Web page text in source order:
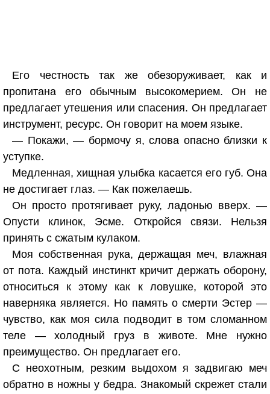
Его честность так же обезоруживает, как и
пропитана его обычным высокомерием. Он не
предлагает утешения или спасения. Он предлагает
инструмент, ресурс. Он говорит на моем языке.
— Покажи, — бормочу я, слова опасно близки к
уступке.
Медленная, хищная улыбка касается его губ. Она
не достигает глаз. — Как пожелаешь.
Он просто протягивает руку, ладонью вверх. —
Опусти клинок, Эсме. Откройся связи. Нельзя
принять с сжатым кулаком.
Моя собственная рука, держащая меч, влажная
от пота. Каждый инстинкт кричит держать оборону,
относиться к этому как к ловушке, которой это
наверняка является. Но память о смерти Эстер —
чувство, как моя сила подводит в том сломанном
теле — холодный груз в животе. Мне нужно
преимущество. Он предлагает его.
С неохотным, резким выдохом я задвигаю меч
обратно в ножны у бедра. Знакомый скрежет стали